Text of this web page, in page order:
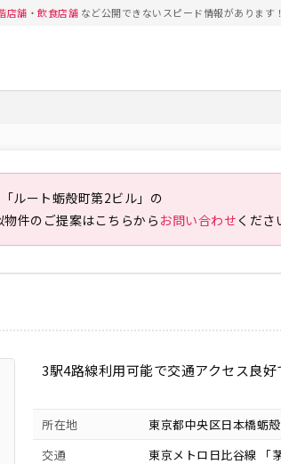
店舗 ・飲食店舗 など公開できないスピード情報がありま
「ルート蛎殻町第2ビル」の
件のご提案はこちらから お問い合わせ くださ
3駅4路線利用可能で交通アクセス良好
所在地
東京都中央区日本橋蛎
交通
東京メトロ日比谷線 「